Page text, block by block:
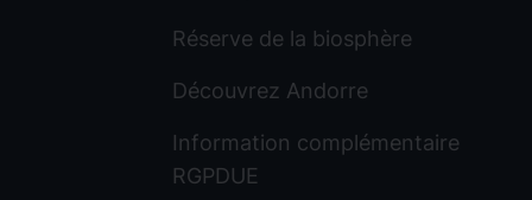
Réserve de la biosphère
Découvrez Andorre
Information complémentaire
RGPDUE